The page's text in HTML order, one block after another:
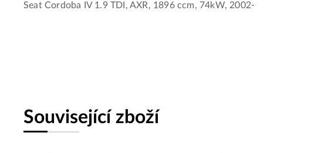
Seat Cordoba IV 1.9 TDI, AXR, 1896 ccm, 74kW, 2002-
Související zboží